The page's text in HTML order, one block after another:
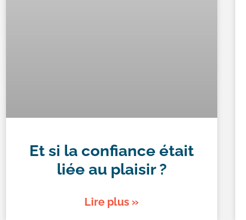
Et si la confiance était
liée au plaisir ?
Lire plus »